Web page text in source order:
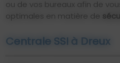
ou de vos bureaux afin de
optimales en matière de
Centrale SSI à Dreux